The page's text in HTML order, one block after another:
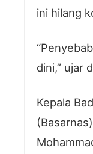
ini hilang
dini,” ujar
Kepala